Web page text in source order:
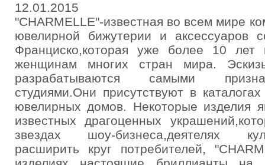
12.01.2015
"CHARMELLE"-известная во всем мире
ювелирной бижутерии и аксессуаров
Франциско,которая уже более 10 лет
женщинам многих стран мира.
разрабатываются самыми
студиями.Они присутствуют в
ювелирных домов. Некоторые изделия
известных драгоценных
звездах шоу-бизнеса,деятелях
расширить круг потребителей,